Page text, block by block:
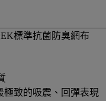
標準抗菌防臭網布
極致的吸震、回彈表現